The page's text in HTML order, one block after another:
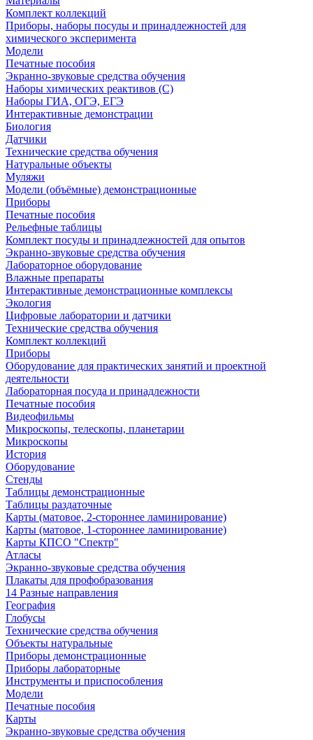
Комплект коллекций
Приборы, наборы посуды и принадлежностей для
химического эксперимента
Модели
Печатные пособия
Экранно-звуковые средства обучения
Наборы химических реактивов (С)
Наборы ГИА, ОГЭ, ЕГЭ
Интерактивные демонстрации
Биология
Датчики
Технические средства обучения
Натуральные объекты
Муляжи
Модели (объёмные) демонстрационные
Приборы
Печатные пособия
Рельефные таблицы
Комплект посуды и принадлежностей для опытов
Экранно-звуковые средства обучения
Лабораторное оборудование
Влажные препараты
Интерактивные демонстрационные комплексы
Экология
Цифровые лаборатории и датчики
Технические средства обучения
Комплект коллекций
Приборы
Оборудование для практических занятий и проектной
деятельности
Лабораторная посуда и принадлежности
Печатные пособия
Видеофильмы
Микроскопы, телескопы, планетарии
Микроскопы
История
Оборудование
Стенды
Таблицы демонстрационные
Таблицы раздаточные
Карты (матовое, 2-стороннее ламинирование)
Карты (матовое, 1-стороннее ламинирование)
Карты КПСО "Спектр"
Атласы
Экранно-звуковые средства обучения
Плакаты для профобразования
14 Разные направления
География
Глобусы
Технические средства обучения
Объекты натуральные
Приборы демонстрационные
Приборы лабораторные
Инструменты и приспособления
Модели
Печатные пособия
Карты
Экранно-звуковые средства обучения